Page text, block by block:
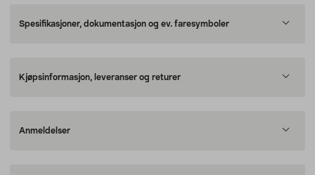
Spesifikasjoner, dokumentasjon og ev. faresymboler
Kjøpsinformasjon, leveranser og returer
Anmeldelser